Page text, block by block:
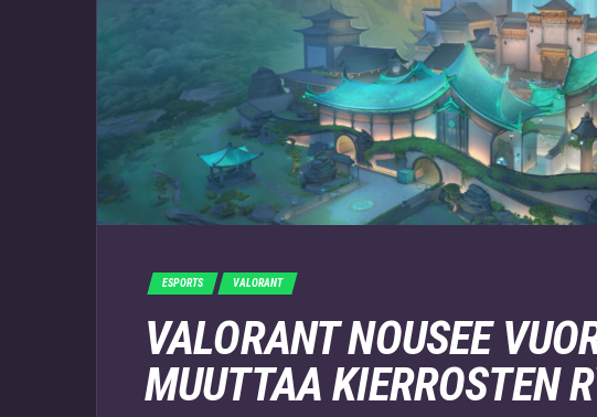
ESPORTS VALORANT
VALORANT NOUSEE
MUUTTAA KIERROSTEN